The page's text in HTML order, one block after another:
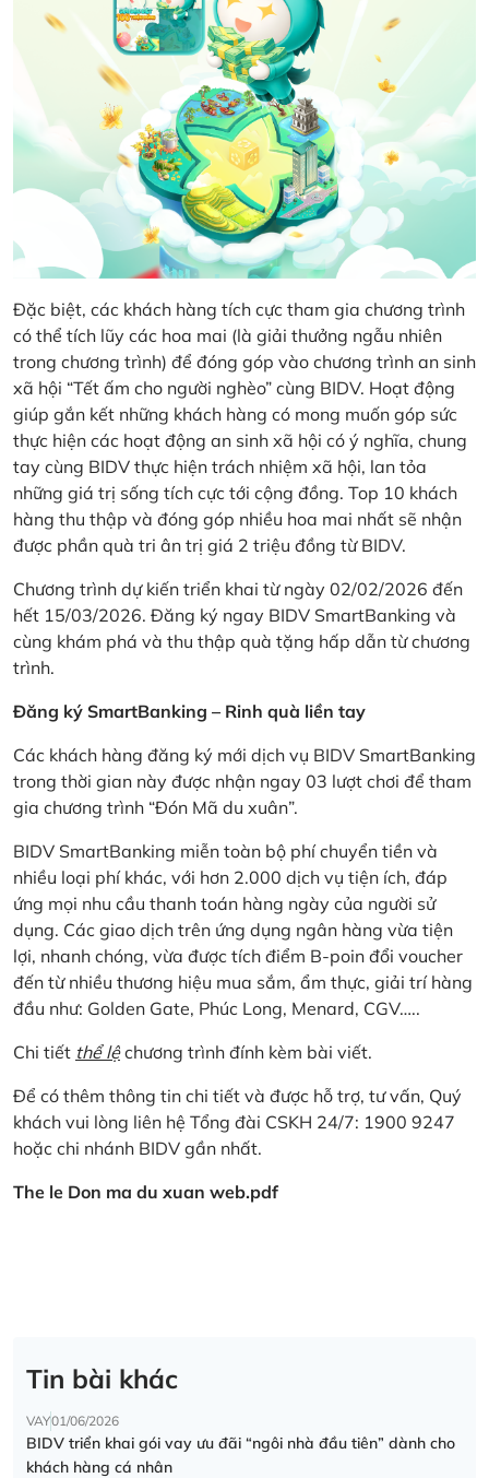
Đặc biệt, các khách hàng tích cực tham gia chương trình
có thể tích lũy các hoa mai (là giải thưởng ngẫu nhiên
trong chương trình) để đóng góp vào chương trình an sinh
xã hội “Tết ấm cho người nghèo” cùng BIDV. Hoạt động
giúp gắn kết những khách hàng có mong muốn góp sức
thực hiện các hoạt động an sinh xã hội có ý nghĩa, chung
tay cùng BIDV thực hiện trách nhiệm xã hội, lan tỏa
những giá trị sống tích cực tới cộng đồng. Top 10 khách
hàng thu thập và đóng góp nhiều hoa mai nhất sẽ nhận
được phần quà tri ân trị giá 2 triệu đồng từ BIDV.
Chương trình dự kiến triển khai từ ngày 02/02/2026 đến
hết 15/03/2026. Đăng ký ngay BIDV SmartBanking và
cùng khám phá và thu thập quà tặng hấp dẫn từ chương
trình.
Đăng ký SmartBanking – Rinh quà liền tay
Các khách hàng đăng ký mới dịch vụ BIDV SmartBanking
trong thời gian này được nhận ngay 03 lượt chơi để tham
gia chương trình “Đón Mã du xuân”.
BIDV SmartBanking miễn toàn bộ phí chuyển tiền và
nhiều loại phí khác, với hơn 2.000 dịch vụ tiện ích, đáp
ứng mọi nhu cầu thanh toán hàng ngày của người sử
dụng. Các giao dịch trên ứng dụng ngân hàng vừa tiện
lợi, nhanh chóng, vừa được tích điểm B-poin đổi voucher
đến từ nhiều thương hiệu mua sắm, ẩm thực, giải trí hàng
đầu như: Golden Gate, Phúc Long, Menard, CGV…..
Chi tiết thể lệchương trình đính kèm bài viết.
Để có thêm thông tin chi tiết và được hỗ trợ, tư vấn, Quý
khách vui lòng liên hệ Tổng đài CSKH 24/7: 1900 9247
hoặc chi nhánh BIDV gần nhất.
The le Don ma du xuan web.pdf
Tin bài khác
VAY01/06/2026
BIDV triển khai gói vay ưu đãi “ngôi nhà đầu tiên” dành cho
khách hàng cá nhân